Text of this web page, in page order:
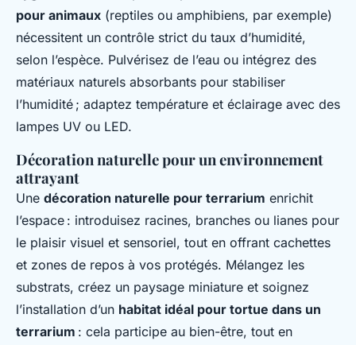
pour animaux (reptiles ou amphibiens, par exemple)
nécessitent un contrôle strict du taux d’humidité,
selon l’espèce. Pulvérisez de l’eau ou intégrez des
matériaux naturels absorbants pour stabiliser
l’humidité ; adaptez température et éclairage avec des
lampes UV ou LED.
Décoration naturelle pour un environnement
attrayant
Une décoration naturelle pour terrarium enrichit
l’espace : introduisez racines, branches ou lianes pour
le plaisir visuel et sensoriel, tout en offrant cachettes
et zones de repos à vos protégés. Mélangez les
substrats, créez un paysage miniature et soignez
l’installation d’un habitat idéal pour tortue dans un
terrarium : cela participe au bien-être, tout en